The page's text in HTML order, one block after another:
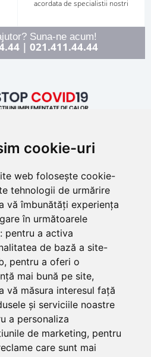
cookie-uri
web folosește cookie-
tehnologii de urmărire
vă îmbunătăți experiența
în următoarele
pentru a activa
de bază a site-
, pentru a oferi o
mai bună pe site,
vă măsura interesul față
și serviciile noastre
a personaliza
de marketing, pentru
care sunt mai
acordata de specialistii nostri
Suna-ne acum!
| 021.411.44.44
5, Bucuresti
13176/1991